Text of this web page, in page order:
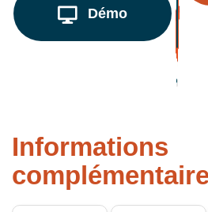
Démo
Informations